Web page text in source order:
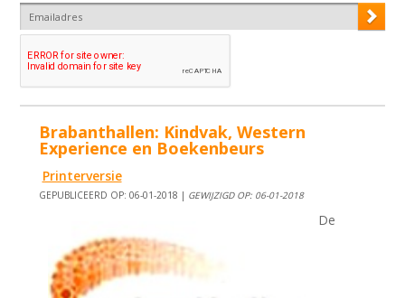
Brabanthallen: Kindvak, Western
Experience en Boekenbeurs
Printerversie
GEPUBLICEERD OP: 06-01-2018 | GEWIJZIGD OP: 06-01-2018
De